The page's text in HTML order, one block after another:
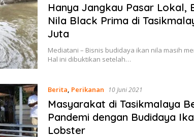
Hanya Jangkau Pasar Lokal,
Nila Black Prima di
Juta
Mediatani – Bisnis budidaya ikan nila masih
Hal ini dibuktikan setelah…
Berita, Perikanan 10 Juni 2021
Masyarakat di Tasikmalaya
Pandemi dengan Budidaya
Lobster